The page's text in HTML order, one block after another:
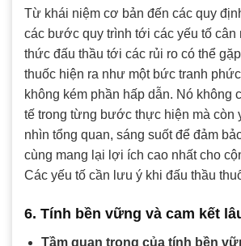
Từ khái niệm cơ bản đến các quy
các bước quy trình tới các yếu tố cân
thức đấu thầu tới các rủi ro có thể
thuốc hiện ra như một bức tranh
không kém phần hấp dẫn. Nó không
tế trong từng bước thực hiện mà còn
nhìn tổng quan, sáng suốt để đảm
cùng mang lại lợi ích cao nhất cho
Các yếu tố cần lưu ý khi đấu thầu
6. Tính bền vững và cam kết
Tầm quan trọng của tính bền